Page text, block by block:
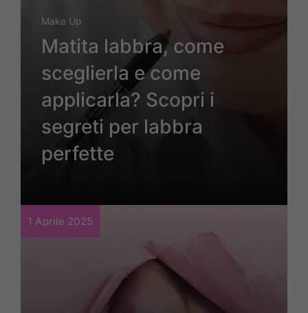
Make Up
Matita labbra, come
sceglierla e come
applicarla? Scopri i
segreti per labbra
perfette
1 Aprile 2025